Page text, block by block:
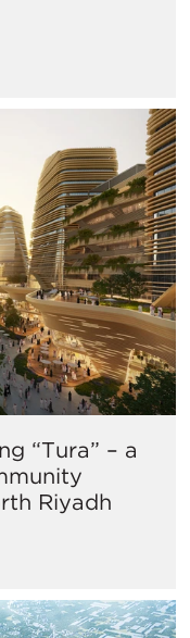
“Tura” – a
Riyadh